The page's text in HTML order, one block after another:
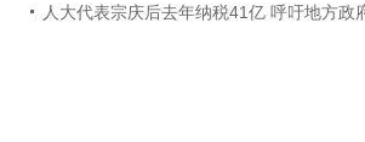
人大代表宗庆后去年纳税41亿 呼吁地方政